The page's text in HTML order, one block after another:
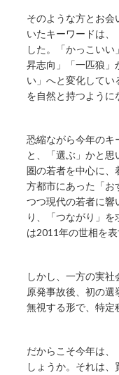
そのような方とお
いたキーワードは
した。「かっこい
昇志向」「一匹狼」
い」へと変化して
を自然と持つように
恐縮ながら今年のキ
と、「選ぶ」かと
圏の若者を中心に、
方都市にあった「お
つつ現代の若者に響
り、「つながり」
は2011年の世相を
しかし、一方の実社
原発事故後、初の
無視する形で、特定
だからこそ今年は
しょうか。それは